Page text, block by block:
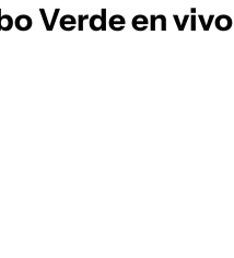
Verde en vivo